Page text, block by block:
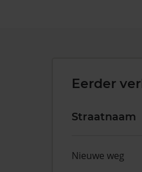
Eerder
Straatnaam
Nieuwe weg